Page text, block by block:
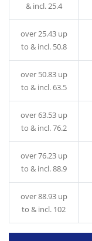
& incl. 25.4
over 25.43 up
to & incl. 50.8
over 50.83 up
to & incl. 63.5
over 63.53 up
to & incl. 76.2
over 76.23 up
to & incl. 88.9
over 88.93 up
to & incl. 102